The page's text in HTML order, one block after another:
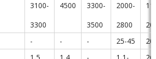
3100-
3300
4500
3300-
3500
2000-
2800
- - - 25-45